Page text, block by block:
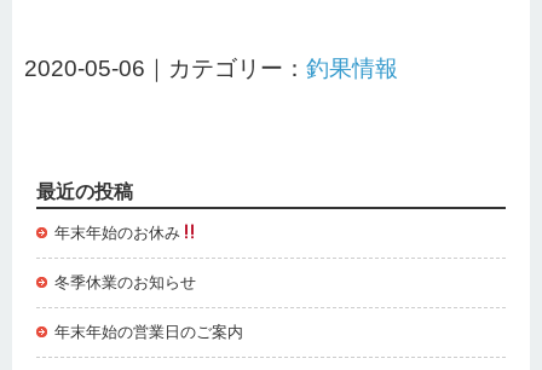
2020-05-06｜カテゴリー： 釣果情報
最近の投稿
年末年始のお休み
冬季休業のお知らせ
年末年始の営業日のご案内